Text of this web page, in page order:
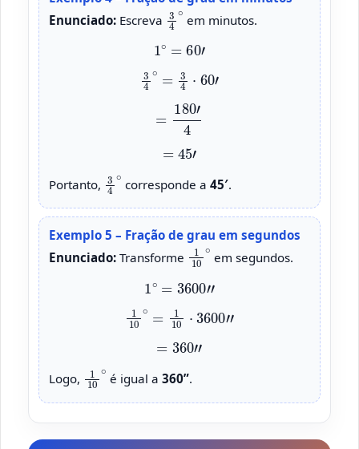
Enunciado: Escreva
34 ∘
em minutos.
1∘= 60′
3 4 34 60′
180′4
=45′
Portanto,
3 4
corresponde a 45′.
Exemplo 5 – Fração de grau em segundos
Enunciado: Transforme
110∘
em segundos.
1∘= 3600”
10 10 3600”
= 360”
Logo,
110
é igual a 360”.